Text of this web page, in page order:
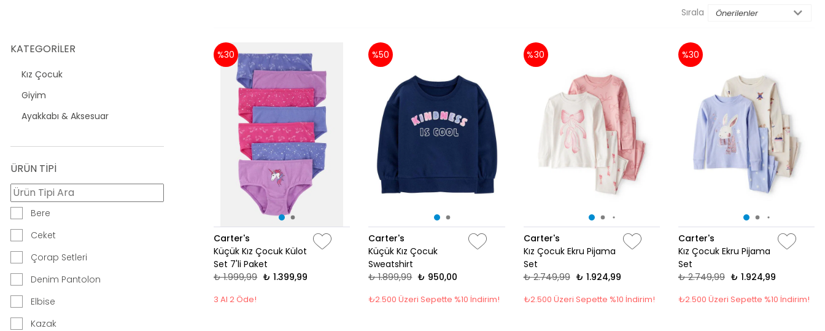
Sırala
KATEGORILER
Kız Çocuk
Giyim
Ayakkabı & Aksesuar
ÜRÜN TİPİ
Bere
Ceket
Çorap Setleri
Denim Pantolon
Elbise
Kazak
%30
Carter's
Küçük Kız Çocuk Külot
Set 7'li Paket
₺ 1.999,99 ₺ 1.399,99
3 Al 2 Öde!
%50
Carter's
Küçük Kız Çocuk
Sweatshirt
₺ 1.899,99 ₺ 950,00
₺2.500 Üzeri Sepette %10 İndirim!
%30
Carter's
Kız Çocuk Ekru Pijama
Set
₺ 2.749,99 ₺ 1.924,99
₺2.500 Üzeri Sepette %10 İndirim!
%30
Carter's
Kız Çocuk Ekru Pijama
Set
₺ 2.749,99 ₺ 1.924,99
₺2.500 Üzeri Sepette %10 İndirim!